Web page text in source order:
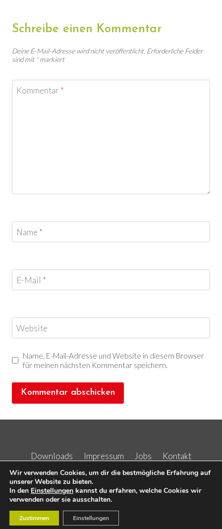
Schreibe einen Kommentar
Deine E-Mail-Adresse wird nicht veröffentlicht. Erforderliche Felder
sind mit *markiert
Kommentar *
Name *
E-Mail *
Website
Name, E-Mail-Adresse und Website in diesem Browser
für meinen nächsten Kommentar speichern.
Downloads Impressum Jobs
Kontakt
Kurse
Wir verwenden Cookies, um dir die bestmögliche Erfahrung auf
unserer Website zu bieten.
In den Einstellungen kannst du erfahren, welche Cookies wir
verwenden oder sie ausschalten.
Zustimmen Einstellungen